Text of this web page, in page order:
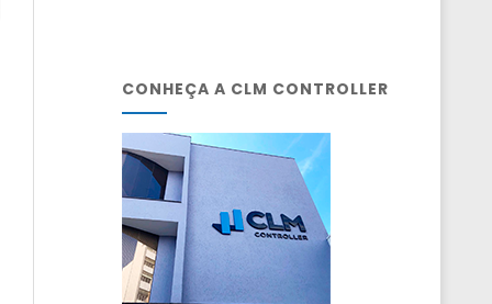
CONHEÇA A CLM CONTROLLER